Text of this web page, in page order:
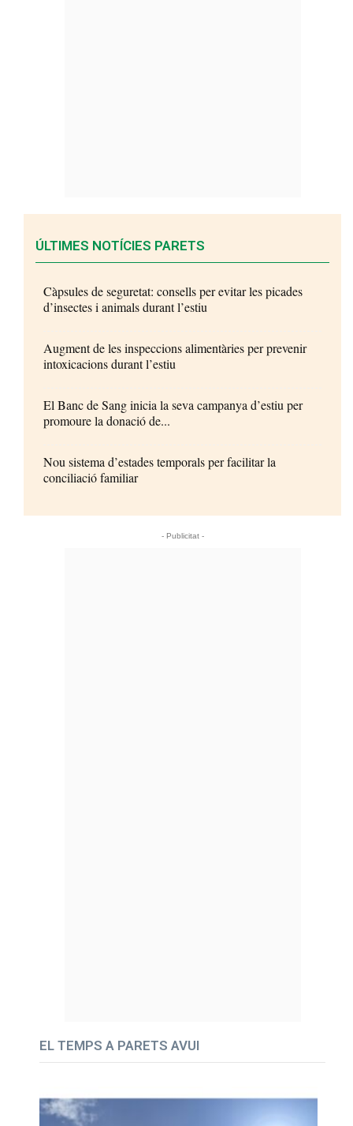
ÚLTIMES NOTÍCIES PARETS
Càpsules de seguretat: consells per evitar les picades
d’insectes i animals durant l’estiu
Augment de les inspeccions alimentàries per prevenir
intoxicacions durant l’estiu
El Banc de Sang inicia la seva campanya d’estiu per
promoure la donació de...
Nou sistema d’estades temporals per facilitar la
conciliació familiar
- Publicitat -
EL TEMPS A PARETS AVUI